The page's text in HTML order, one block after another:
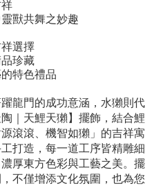
獸共舞之妙趣
選擇
珍藏
特色禮品
龍門的成功意涵，水獺則代
｜天鯉天獺】擺飾，結合鯉
滾滾、機智如獺」的吉祥寓
打造，每一道工序皆精雕細
厚東方色彩與工藝之美。擺
不僅增添文化氛圍，也為您